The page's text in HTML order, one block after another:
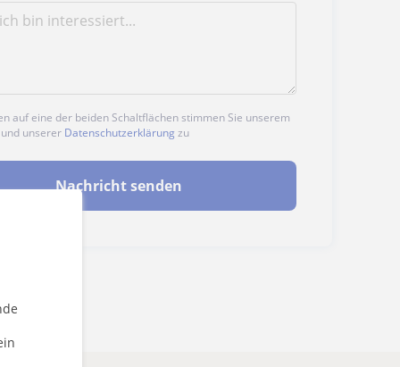
auf eine der beiden Schaltflächen stimmen Sie unserem
unserer Datenschutzerklärung zu
Nachricht senden